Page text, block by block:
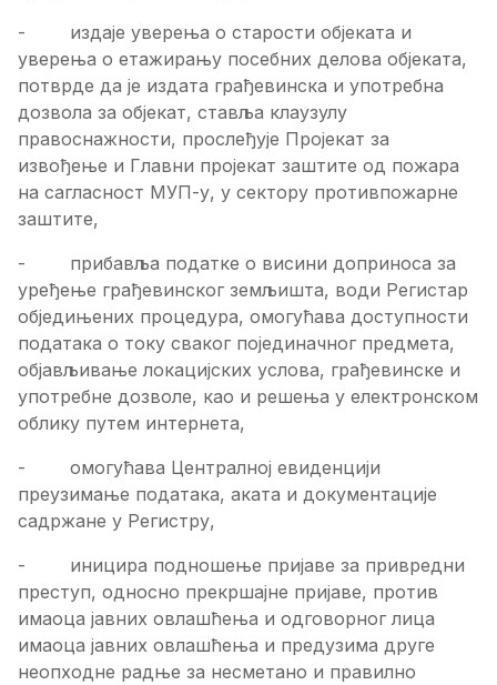
- издаје уверења о старости објеката и
уверења о етажирању посебних делова објеката,
потврде да је издата грађевинска и употребна
дозвола за објекат, ставља клаузулу
правоснажности, прослеђује Пројекат за
извођење и Главни пројекат заштите од пожара
на сагласност МУП-у, у сектору противпожарне
заштите,
- прибавља податке о висини доприноса за
уређење грађевинског земљишта, води Регистар
обједињених процедура, омогућава доступности
података о току сваког појединачног предмета,
објављивање локацијских услова, грађевинске и
употребне дозволе, као и решења у електронском
облику путем интернета,
- омогућава Централној евиденцији
преузимање података, аката и документације
садржане у Регистру,
- иницира подношење пријаве за привредни
преступ, односно прекршајне пријаве, против
имаоца јавних овлашћења и одговорног лица
имаоца јавних овлашћења и предузима друге
неопходне радње за несметано и правилно